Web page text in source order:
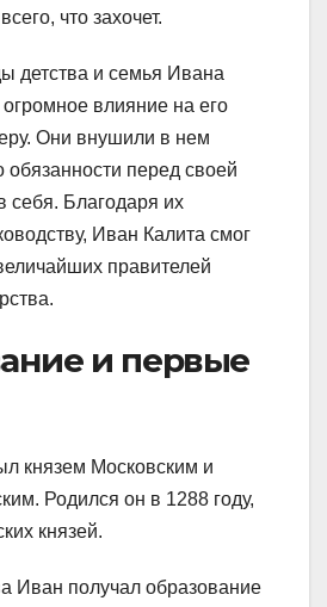
что захочет.
детства и семья Ивана
влияние на его
Они внушили в нем
обязанности перед своей
себя. Благодаря их
Иван Калита смог
правителей
и первые
князем Московским и
Родился он в 1288 году,
князей.
Иван получал образование